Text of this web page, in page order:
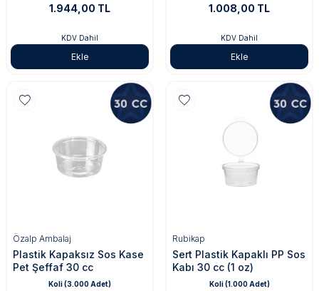
1.944,00 TL
KDV Dahil
Ekle
1.008,00 TL
KDV Dahil
Ekle
Özalp Ambalaj
Plastik Kapaksız Sos Kase
Pet Şeffaf 30 cc
Koli (3.000 Adet)
Rubikap
Sert Plastik Kapaklı PP Sos
Kabı 30 cc (1 oz)
Koli (1.000 Adet)